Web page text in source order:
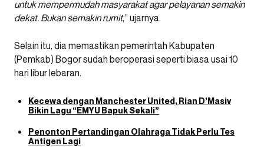
untuk mempermudah masyarakat agar pelayanan semakin
dekat. Bukan semakin rumit,” ujarnya.
Selain itu, dia memastikan pemerintah Kabupaten
(Pemkab) Bogor sudah beroperasi seperti biasa usai 10
hari libur lebaran.
Kecewa dengan Manchester United, Rian D’Masiv
Bikin Lagu “EMYU Bapuk Sekali”
Penonton Pertandingan Olahraga Tidak Perlu Tes
Antigen Lagi